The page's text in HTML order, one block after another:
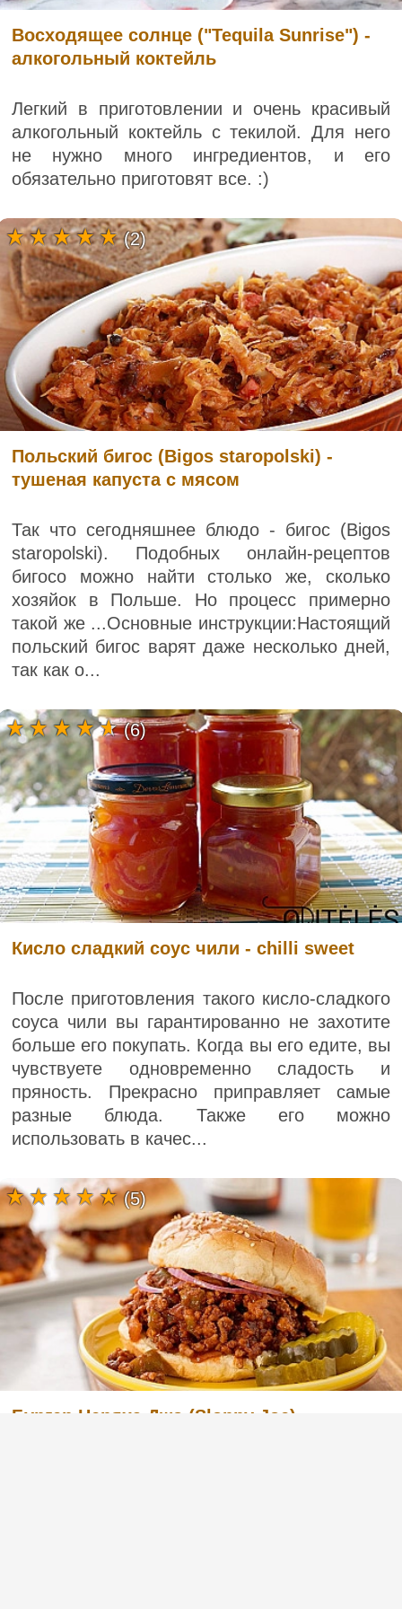
Восходящее солнце ("Tequila Sunrise") -
алкогольный коктейль
Легкий в приготовлении и очень красивый
алкогольный коктейль с текилой. Для него
не нужно много ингредиентов, и его
обязательно приготовят все. :)
Польский бигос (Bigos staropolski) -
тушеная капуста с мясом
Так что сегодняшнее блюдо - бигос (Bigos
staropolski). Подобных онлайн-рецептов
бигосо можно найти столько же, сколько
хозяйок в Польше. Но процесс примерно
такой же ...Основные инструкции:Настоящий
польский бигос варят даже несколько дней,
так как о...
(2)
Кисло сладкий соус чили - chilli sweet
После приготовления такого кисло-сладкого
соуса чили вы гарантированно не захотите
больше его покупать. Когда вы его едите, вы
чувствуете одновременно сладость и
пряность. Прекрасно приправляет самые
разные блюда. Также его можно
использовать в качес...
(6)
Бургер Неряха Джо (Sloppy Joe) -
(5)